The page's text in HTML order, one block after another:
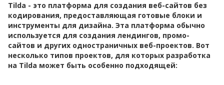
Tilda - это платформа для создания веб-сайтов без
кодирования, предоставляющая готовые блоки и
инструменты для дизайна. Эта платформа обычно
используется для создания лендингов, промо-
сайтов и других одностраничных веб-проектов. Вот
несколько типов проектов, для которых разработка
на Tilda может быть особенно подходящей: